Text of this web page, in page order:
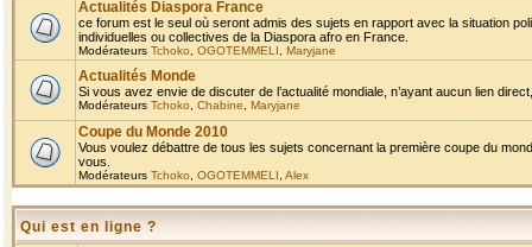
Actualités Diaspora France
ce forum est le seul où seront admis des sujets en rapport avec la situation
individuelles ou collectives de la Diaspora afro en France.
Modérateurs Tchoko OGOTEMMELI Maryjane
Actualités Monde
Si vous avez envie de discuter de l’actualité mondiale, n’ayant aucun lien
Modérateurs Tchoko Chabine Maryjane
Coupe du Monde 2010
Vous voulez débattre de tous les sujets concernant la première coupe du
vous.
Modérateurs Tchoko OGOTEMMELI Alex
Qui est en ligne ?